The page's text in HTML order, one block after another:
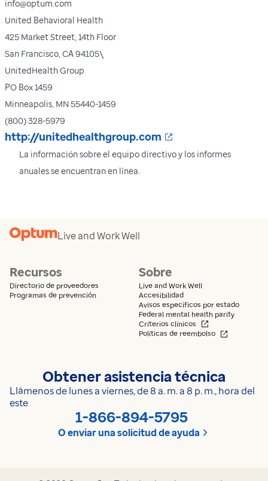
info@optum.com
United Behavioral Health
425 Market Street, 14th Floor
San Francisco, CA 94105\
UnitedHealth Group
PO Box 1459
Minneapolis, MN 55440-1459
(800) 328-5979
http://unitedhealthgroup.com
La información sobre el equipo directivo y los informes
anuales se encuentran en línea.
Live and Work Well
Recursos
Directorio de proveedores
Programas de prevención
Sobre
Live and Work Well
Accesibilidad
Avisos específicos por estado
Federal mental health parity
Criterios clínicos
Políticas de reembolso
Obtener asistencia técnica
Llámenos de lunes a viernes, de 8 a. m. a 8 p. m., hora del
este
1-866-894-5795
O enviar una solicitud de ayuda